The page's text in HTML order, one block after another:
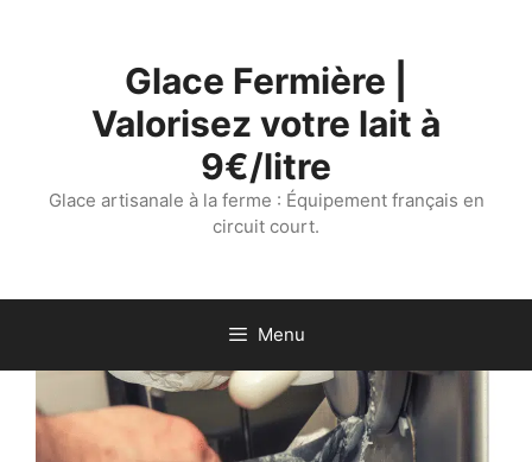
Glace Fermière |
Valorisez votre lait à
9€/litre
Glace artisanale à la ferme : Équipement français en
circuit court.
Menu